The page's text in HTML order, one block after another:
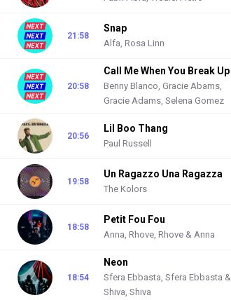
21:58
Snap
Alfa, Rosa Linn
20:58
Call Me When You Break Up
Benny Blanco, Gracie Abams,
Gracie Adams, Selena Gomez
20:56
Lil Boo Thang
Paul Russell
19:58
Un Ragazzo Una Ragazza
The Kolors
18:58
Petit Fou Fou
Anna, Rhove, Rhove & Anna
18:54
Neon
Sfera Ebbasta, Sfera Ebbasta &
Shiva, Shiva